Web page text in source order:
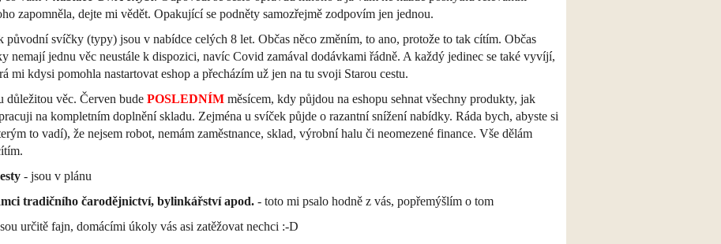
zapomněla, dejte mi vědět. Opakující se podněty samozřejmě zodpovím jen jednou.
původní svíčky (typy) jsou v nabídce celých 8 let. Občas něco změním, to ano, protože to tak cítím. Občas
nemají jednu věc neustále k dispozici, navíc Covid zamával dodávkami řádně. A každý jedinec se také vyvíjí,
mi kdysi pomohla nastartovat eshop a přecházím už jen na tu svoji Starou cestu.
důležitou věc. Červen bude POSLEDNÍM měsícem, kdy půjdou na eshopu sehnat všechny produkty, jak
na kompletním doplnění skladu. Zejména u svíček půjde o razantní snížení nabídky. Ráda bych, abyste si
to vadí), že nejsem robot, nemám zaměstnance, sklad, výrobní halu či neomezené finance. Vše dělám
- jsou v plánu
tradičního čarodějnictví, bylinkářství apod. - toto mi psalo hodně z vás, popřemýšlím o tom
určitě fajn, domácími úkoly vás asi zatěžovat nechci :-D